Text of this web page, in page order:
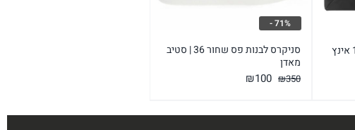
תיק בד למחשב נייד עד 15.6 אינץ
סניקרס לבנות פס שחור 36 | סטיב
מאדן
₪350
המחיר
היה:
₪100
הוא:
71% -